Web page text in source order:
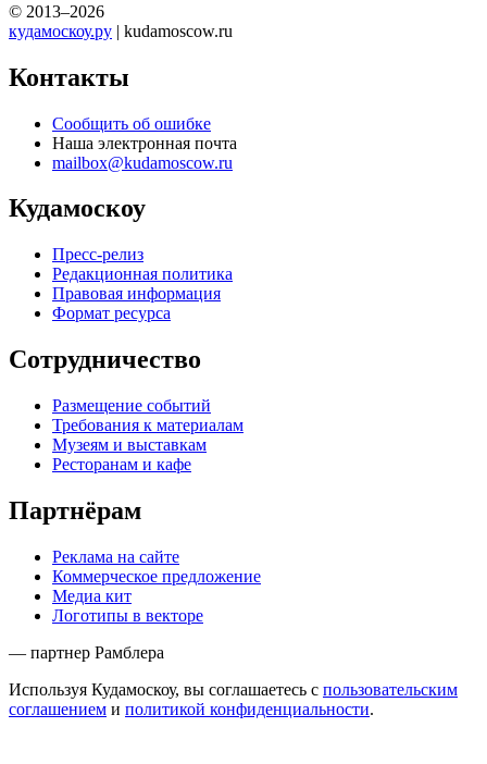
© 2013–2026
кудамоскоу.ру | kudamoscow.ru
Контакты
Сообщить об ошибке
Наша электронная почта
mailbox@kudamoscow.ru
Кудамоскоу
Пресс-релиз
Редакционная политика
Правовая информация
Формат ресурса
Сотрудничество
Размещение событий
Требования к материалам
Музеям и выставкам
Ресторанам и кафе
Партнёрам
Реклама на сайте
Коммерческое предложение
Медиа кит
Логотипы в векторе
— партнер Рамблера
Используя Кудамоскоу, вы соглашаетесь с пользовательским
соглашением и политикой конфиденциальности.